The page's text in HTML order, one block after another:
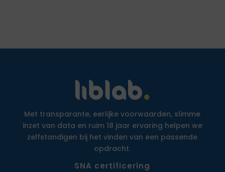
Met transparante, eerlijke voorwaarden, slimme
inzet van data en ruim 18 jaar ervaring helpen we
zelfstandigen bij het vinden van een passende
opdracht.
SNA certificering